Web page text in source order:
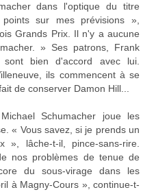
dans l'optique du titre
sur mes prévisions »,
Grands Prix. Il n'y a aucune
» Ses patrons, Frank
bien d'accord avec lui.
ils commencent à se
de conserver Damon Hill...
Schumacher joue les
« Vous savez, si je prends un
lâche-t-il, pince-sans-rire.
nos problèmes de tenue de
du sous-virage dans les
à Magny-Cours », continue-t-